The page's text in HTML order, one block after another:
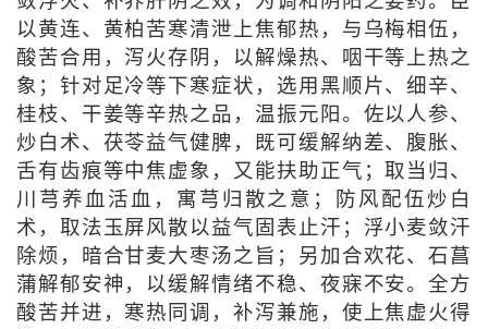
以黄连、黄柏苦寒清泄上焦郁热，与乌梅相伍，
酸苦合用，泻火存阴，以解燥热、咽干等上热之
象；针对足冷等下寒症状，选用黑顺片、细辛、
桂枝、干姜等辛热之品，温振元阳。佐以人参、
炒白术、茯苓益气健脾，既可缓解纳差、腹胀、
舌有齿痕等中焦虚象，又能扶助正气；取当归、
川芎养血活血，寓芎归散之意；防风配伍炒白
术，取法玉屏风散以益气固表止汗；浮小麦敛汗
除烦，暗合甘麦大枣汤之旨；另加合欢花、石菖
蒲解郁安神，以缓解情绪不稳、夜寐不安。全方
酸苦并进，寒热同调，补泻兼施，使上焦虚火得